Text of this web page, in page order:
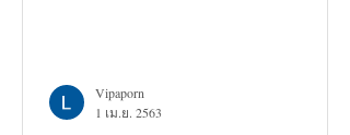
Vipaporn
1 เม.ย. 2563